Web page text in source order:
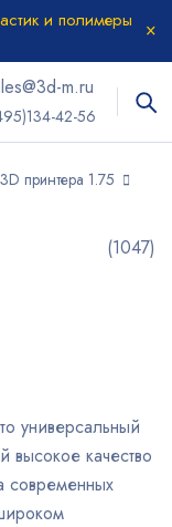
и полимеры
m.ru
42-56
принтера 1.75
(1047)
универсальный
качество
современных